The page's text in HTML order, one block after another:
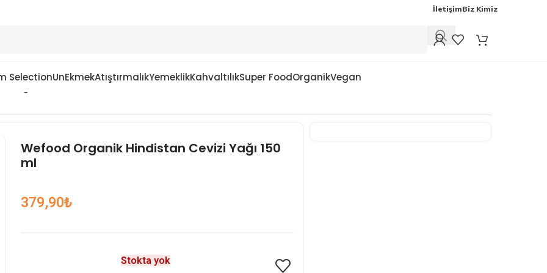
İletişimBiz Kimiz
SelectionUnEkmekAtıştırmalıkYemeklikKahvaltılıkSuper FoodOrganikVegan
Wefood Organik Hindistan Cevizi Yağı 150
ml
379,90₺
Stokta yok